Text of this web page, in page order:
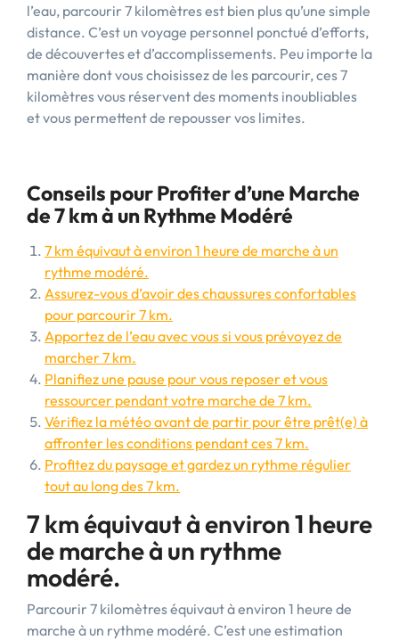
l’eau, parcourir 7 kilomètres est bien plus qu’une simple
distance. C’est un voyage personnel ponctué d’efforts,
de découvertes et d’accomplissements. Peu importe la
manière dont vous choisissez de les parcourir, ces 7
kilomètres vous réservent des moments inoubliables
et vous permettent de repousser vos limites.
Conseils pour Profiter d’une Marche
de 7 km à un Rythme Modéré
7 km équivaut à environ 1 heure de marche à un
rythme modéré.
Assurez-vous d’avoir des chaussures confortables
pour parcourir 7 km.
Apportez de l’eau avec vous si vous prévoyez de
marcher 7 km.
Planifiez une pause pour vous reposer et vous
ressourcer pendant votre marche de 7 km.
Vérifiez la météo avant de partir pour être prêt(e) à
affronter les conditions pendant ces 7 km.
Profitez du paysage et gardez un rythme régulier
tout au long des 7 km.
7 km équivaut à environ 1 heure
de marche à un rythme
modéré.
Parcourir 7 kilomètres équivaut à environ 1 heure de
marche à un rythme modéré. C’est une estimation